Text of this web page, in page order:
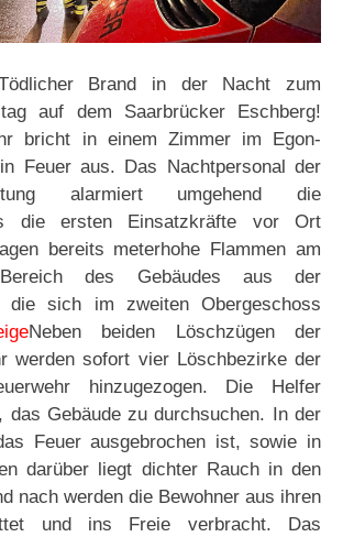
Brand in der Nacht zum
auf dem Saarbrücker Eschberg!
bricht in einem Zimmer im Egon-
Feuer aus. Das Nachtpersonal der
alarmiert umgehend die
die ersten Einsatzkräfte vor Ort
bereits meterhohe Flammen am
Bereich des Gebäudes aus der
die sich im zweiten Obergeschoss
Neben beiden Löschzügen der
werden sofort vier Löschbezirke der
hinzugezogen. Die Helfer
das Gebäude zu durchsuchen. In der
Feuer ausgebrochen ist, sowie in
darüber liegt dichter Rauch in den
nach werden die Bewohner aus ihren
und ins Freie verbracht. Das